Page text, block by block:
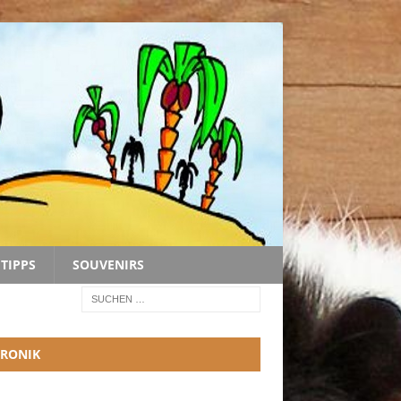
TIPPS SOUVENIRS